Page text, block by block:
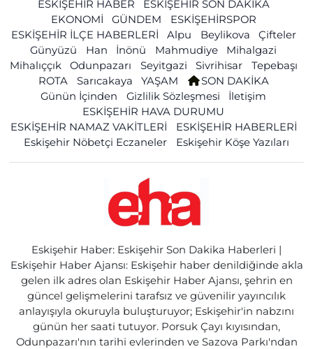
ESKİŞEHİR HABER
ESKİŞEHİR SON DAKİKA
EKONOMİ
GÜNDEM
ESKİŞEHİRSPOR
ESKİŞEHİR İLÇE HABERLERİ
Alpu Beylikova
Çifteler
Günyüzü
Han İnönü Mahmudiye
Mihalgazi
Mihalıççık
Odunpazarı Seyitgazi Sivrihisar
Tepebaşı
ROTA
Sarıcakaya YAŞAM
SON DAKİKA
Günün İçinden
Gizlilik Sözleşmesi
İletişim
ESKİŞEHİR HAVA DURUMU
ESKİŞEHİR NAMAZ VAKİTLERİ
ESKİŞEHİR HABERLERİ
Eskişehir Nöbetçi Eczaneler
Eskişehir Köşe Yazıları
Eskişehir Haber: Eskişehir Son Dakika Haberleri |
Eskişehir Haber Ajansı: Eskişehir haber denildiğinde akla
gelen ilk adres olan Eskişehir Haber Ajansı, şehrin en
güncel gelişmelerini tarafsız ve güvenilir yayıncılık
anlayışıyla okuruyla buluşturuyor; Eskişehir'in nabzını
günün her saati tutuyor. Porsuk Çayı kıyısından,
Odunpazarı'nın tarihi evlerinden ve Sazova Parkı'ndan